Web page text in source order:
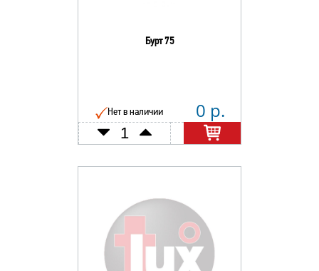
Бурт 75
Нет в наличии 0 р.